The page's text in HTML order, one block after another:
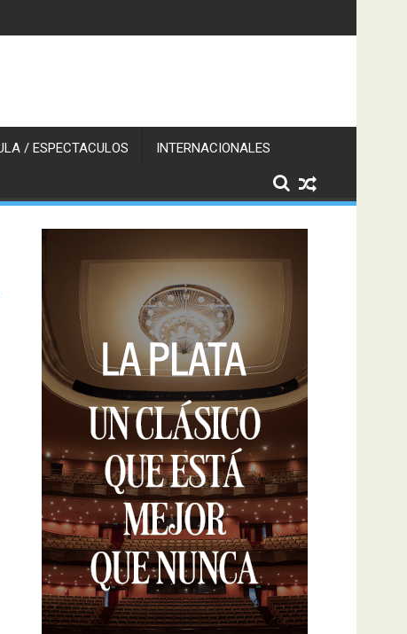
/ ESPECTACULOS INTERNACIONALES